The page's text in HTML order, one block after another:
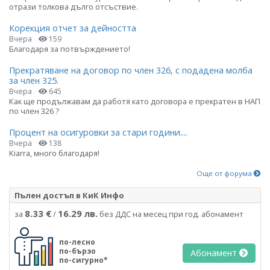
отрази толкова дълго отсъствие.
Корекция отчет за дейността
Вчера 159
Благодаря за потвърждението!
Прекратяване на договор по член 326, с подадена молба
за член 325.
Вчера 645
Как ще продължавам да работя като договора е прекратен в НАП
по член 326 ?
Процент на осигуровки за стари години....
Вчера 138
Kiarra, много благодаря!
Още от форума
Пълен достъп в КиК Инфо
за 8.33 €/ 16.29 лв. без ДДС на месец при год. абонамент
по-лесно
по-бързо
по-сигурно*
Абонамент